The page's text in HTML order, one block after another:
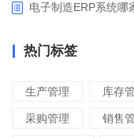
电子制造ERP系统哪
热门标签
生产管理 库存
采购管理 销售